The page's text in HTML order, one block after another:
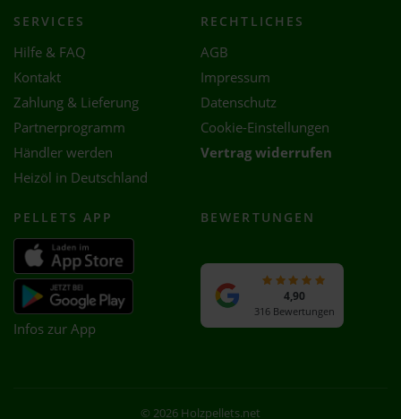
SERVICES
Hilfe & FAQ
Kontakt
Zahlung & Lieferung
Partnerprogramm
Händler werden
Heizöl in Deutschland
RECHTLICHES
AGB
Impressum
Datenschutz
Cookie-Einstellungen
Vertrag widerrufen
PELLETS APP
Infos zur App
BEWERTUNGEN
4,90
316 Bewertungen
© 2026 Holzpellets.net